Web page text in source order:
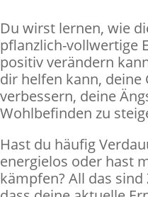
Du wirst lernen, wie
pflanzlich-vollwertige
positiv verändern
dir helfen kann, deine
verbessern, deine
Wohlbefinden zu
Hast du häufig
energielos oder hast
kämpfen? All das